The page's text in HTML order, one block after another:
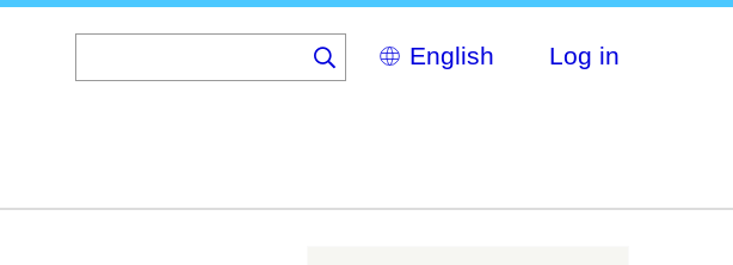
Select
your
Log in